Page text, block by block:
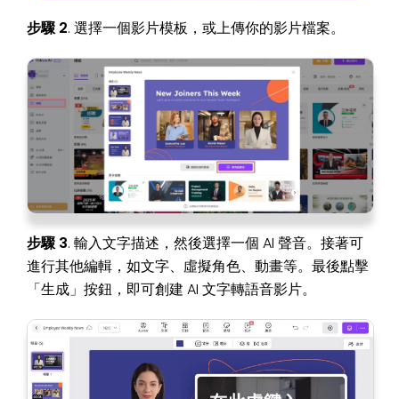
步驟 2. 選擇一個影片模板，或上傳你的影片檔案。
步驟 3. 輸入文字描述，然後選擇一個 AI 聲音。接著可
進行其他編輯，如文字、虛擬角色、動畫等。最後點擊
「生成」按鈕，即可創建 AI 文字轉語音影片。